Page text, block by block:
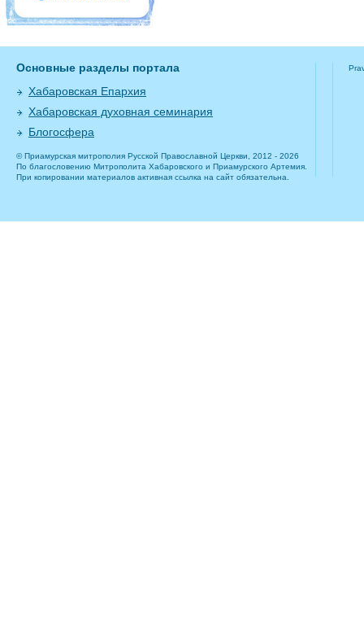
Основные разделы портала
Хабаровская Епархия
Хабаровская духовная семинария
Блогосфера
© Приамурская митрополия Русской Православной Церкви, 2012 - 2026
По благословению Митрополита Хабаровского и Приамурского Артемия.
При копировании материалов активная ссылка на сайт обязательна.